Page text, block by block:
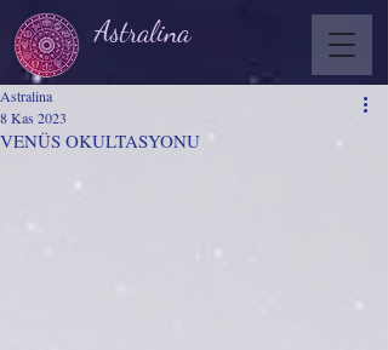
Astralina
VENÜS OKULTASYONU
Astralina
8 Kas 2023